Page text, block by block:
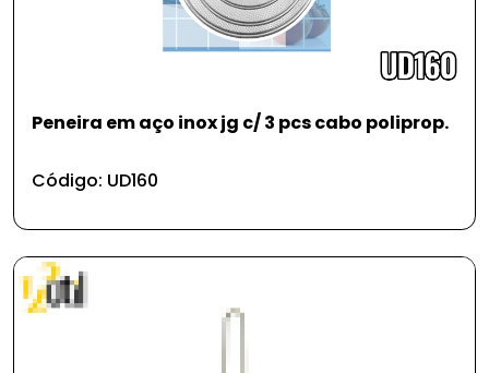
Peneira em aço inox jg c/ 3 pcs cabo poliprop.
Código: UD160